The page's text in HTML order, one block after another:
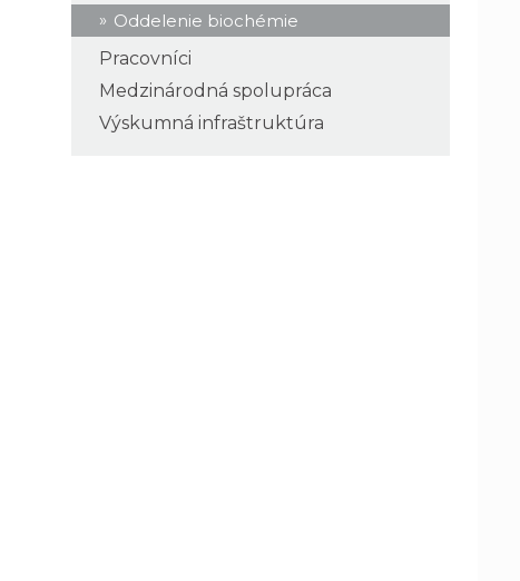
Oddelenie biochémie
Pracovníci
Medzinárodná spolupráca
Výskumná infraštruktúra